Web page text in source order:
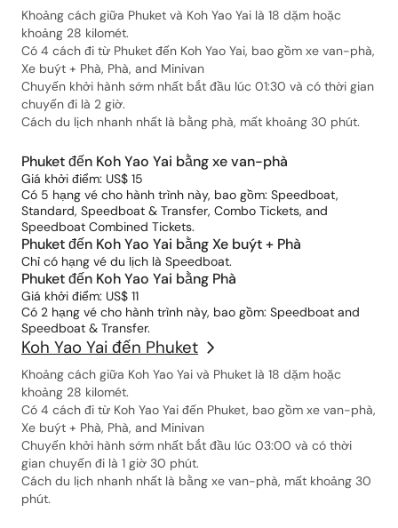
Khoảng cách giữa Phuket và Koh Yao Yai là 18 dặm hoặc
khoảng 28 kilomét.
Có 4 cách đi từ Phuket đến Koh Yao Yai, bao gồm xe van-phà,
Xe buýt + Phà, Phà, and Minivan
Chuyến khởi hành sớm nhất bắt đầu lúc 01:30 và có thời gian
chuyến đi là 2 giờ.
Cách du lịch nhanh nhất là bằng phà, mất khoảng 30 phút.
Phuket đến Koh Yao Yai bằng xe van-phà
Giá khởi điểm: US$ 15
Có 5 hạng vé cho hành trình này, bao gồm: Speedboat,
Standard, Speedboat & Transfer, Combo Tickets, and
Speedboat Combined Tickets.
Phuket đến Koh Yao Yai bằng Xe buýt + Phà
Chỉ có hạng vé du lịch là Speedboat.
Phuket đến Koh Yao Yai bằng Phà
Giá khởi điểm: US$ 11
Có 2 hạng vé cho hành trình này, bao gồm: Speedboat and
Speedboat & Transfer.
Koh Yao Yai đến Phuket
Khoảng cách giữa Koh Yao Yai và Phuket là 18 dặm hoặc
khoảng 28 kilomét.
Có 4 cách đi từ Koh Yao Yai đến Phuket, bao gồm xe van-phà,
Xe buýt + Phà, Phà, and Minivan
Chuyến khởi hành sớm nhất bắt đầu lúc 03:00 và có thời
gian chuyến đi là 1 giờ 30 phút.
Cách du lịch nhanh nhất là bằng xe van-phà, mất khoảng 30
phút.